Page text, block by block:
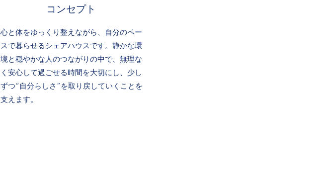
コンセプト
心と体をゆっくり整えながら、自分のペー
スで暮らせるシェアハウスです。静かな環
境と穏やかな人のつながりの中で、無理な
く安心して過ごせる時間を大切にし、少し
ずつ“自分らしさ”を取り戻していくことを
支えます。